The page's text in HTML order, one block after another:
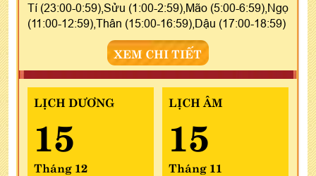
Tí (23:00-0:59),Sửu (1:00-2:59),Mão (5:00-6:59),Ngọ
(11:00-12:59),Thân (15:00-16:59),Dậu (17:00-18:59)
XEM CHI TIẾT
LỊCH DƯƠNG
15
Tháng 12
LỊCH ÂM
15
Tháng 11